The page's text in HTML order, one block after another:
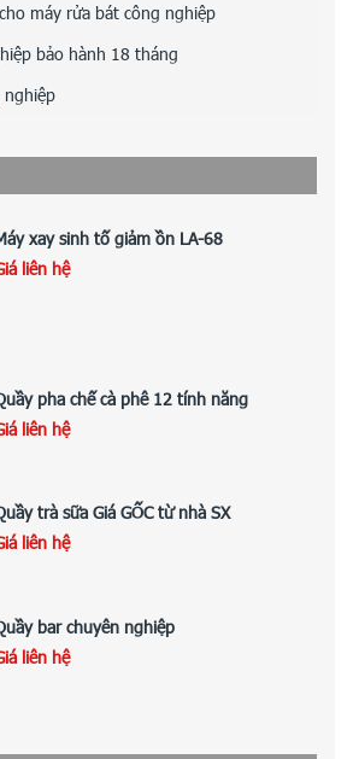
máy rửa bát công nghiệp
bảo hành 18 tháng
nghiệp
xay sinh tố giảm ồn LA-68
liên hệ
pha chế cà phê 12 tính năng
liên hệ
trà sữa Giá GỐC từ nhà SX
liên hệ
bar chuyên nghiệp
liên hệ